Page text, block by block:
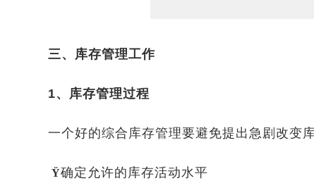
三、库存管理工作
1、库存管理过程
一个好的综合库存管理要避免提出急剧改变库
Ÿ确定允许的库存活动水平